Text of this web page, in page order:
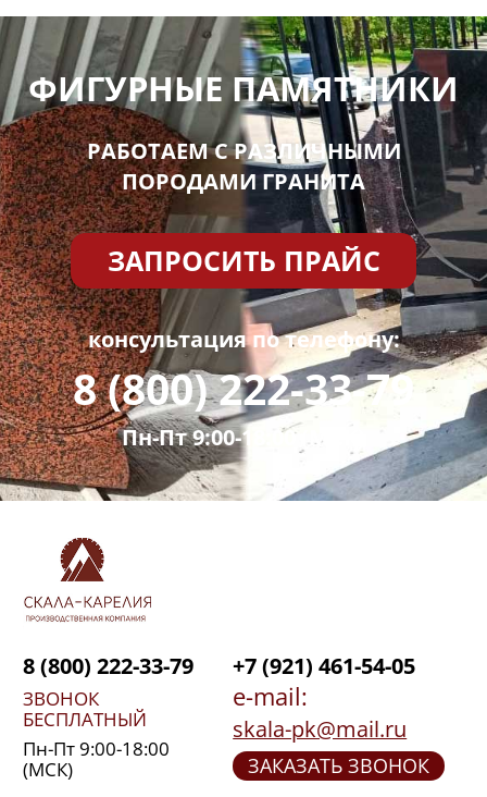
ФИГУРНЫЕ ПАМЯТНИКИ
РАБОТАЕМ С РАЗЛИЧНЫМИ
ПОРОДАМИ ГРАНИТА
ЗАПРОСИТЬ ПРАЙС
консультация по телефону:
8 (800) 222-33-79
Пн-Пт 9:00-18:00 (МСК)
8 (800) 222-33-79
ЗВОНОК
БЕСПЛАТНЫЙ
Пн-Пт 9:00-18:00
(МСК)
+7 (921) 461-54-05
e-mail:
skala-pk@mail.ru
ЗАКАЗАТЬ ЗВОНОК